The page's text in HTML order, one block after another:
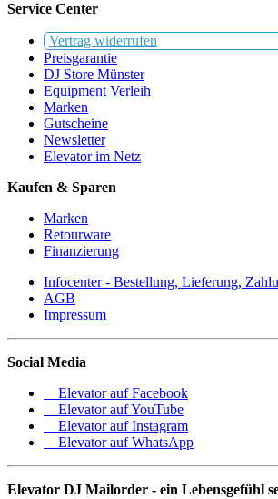
Service Center
Vertrag widerrufen
Preisgarantie
DJ Store Münster
Equipment Verleih
Marken
Gutscheine
Newsletter
Elevator im Netz
Kaufen & Sparen
Marken
Retourware
Finanzierung
Infocenter - Bestellung, Lieferung,
AGB
Impressum
Social Media
Elevator auf Facebook
Elevator auf YouTube
Elevator auf Instagram
Elevator auf WhatsApp
Elevator DJ Mailorder - ein Lebensgefühl